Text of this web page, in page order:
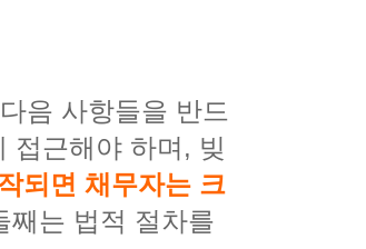
음 사항들을 반드
접근해야 하며, 빚
되면 채무자는 크
째는 법적 절차를